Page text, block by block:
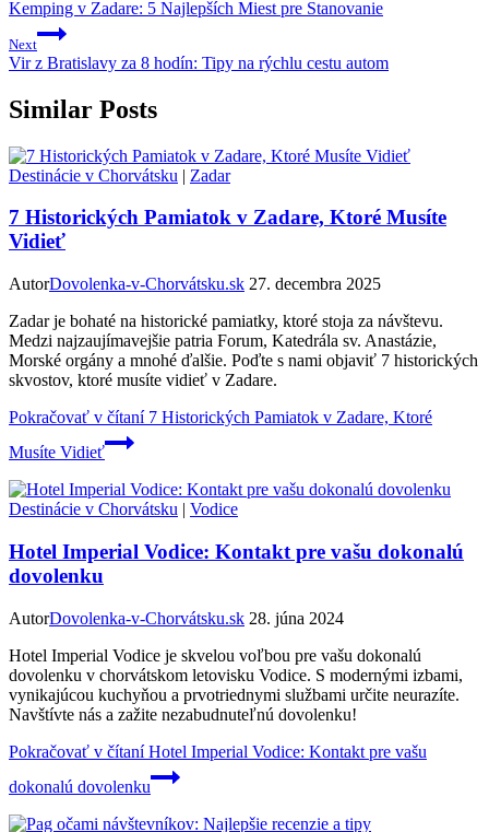
Kemping v Zadare: 5 Najlepších Miest pre Stanovanie
Next
Vir z Bratislavy za 8 hodín: Tipy na rýchlu cestu autom
Similar Posts
Destinácie v Chorvátsku | Zadar
7 Historických Pamiatok v Zadare, Ktoré Musíte
Vidieť
AutorDovolenka-v-Chorvátsku.sk 27. decembra 2025
Zadar je bohaté na historické pamiatky, ktoré stoja za návštevu.
Medzi najzaujímavejšie patria Forum, Katedrála sv. Anastázie,
Morské orgány a mnohé ďalšie. Poďte s nami objaviť 7 historických
skvostov, ktoré musíte vidieť v Zadare.
Pokračovať v čítaní7 Historických Pamiatok v Zadare, Ktoré
Musíte Vidieť
Destinácie v Chorvátsku | Vodice
Hotel Imperial Vodice: Kontakt pre vašu dokonalú
dovolenku
AutorDovolenka-v-Chorvátsku.sk 28. júna 2024
Hotel Imperial Vodice je skvelou voľbou pre vašu dokonalú
dovolenku v chorvátskom letovisku Vodice. S modernými izbami,
vynikajúcou kuchyňou a prvotriednymi službami určite neurazíte.
Navštívte nás a zažite nezabudnuteľnú dovolenku!
Pokračovať v čítaníHotel Imperial Vodice: Kontakt pre vašu
dokonalú dovolenku